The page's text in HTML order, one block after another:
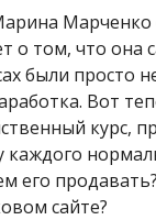
Марченко
о том, что она
были просто
Вот
его
сайте?